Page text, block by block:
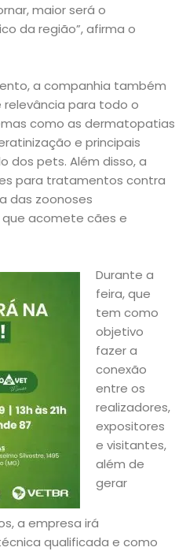
maior será o
da região”, afirma o
a companhia também
para todo o
como as dermatopatias
e principais
dos pets. Além disso, a
para tratamentos contra
das zoonoses
acomete cães e
Durante a
feira, que
tem como
objetivo
fazer a
conexão
entre os
realizadores,
expositores
e visitantes,
além de
gerar
a empresa irá
qualificada e como